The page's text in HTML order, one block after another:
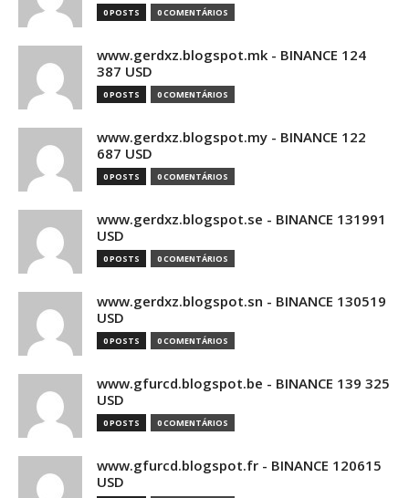
0 POSTS 0 COMENTÁRIOS
www.gerdxz.blogspot.mk - BINANCE 124
387 USD
0 POSTS 0 COMENTÁRIOS
www.gerdxz.blogspot.my - BINANCE 122
687 USD
0 POSTS 0 COMENTÁRIOS
www.gerdxz.blogspot.se - BINANCE 131991
USD
0 POSTS 0 COMENTÁRIOS
www.gerdxz.blogspot.sn - BINANCE 130519
USD
0 POSTS 0 COMENTÁRIOS
www.gfurcd.blogspot.be - BINANCE 139 325
USD
0 POSTS 0 COMENTÁRIOS
www.gfurcd.blogspot.fr - BINANCE 120615
USD